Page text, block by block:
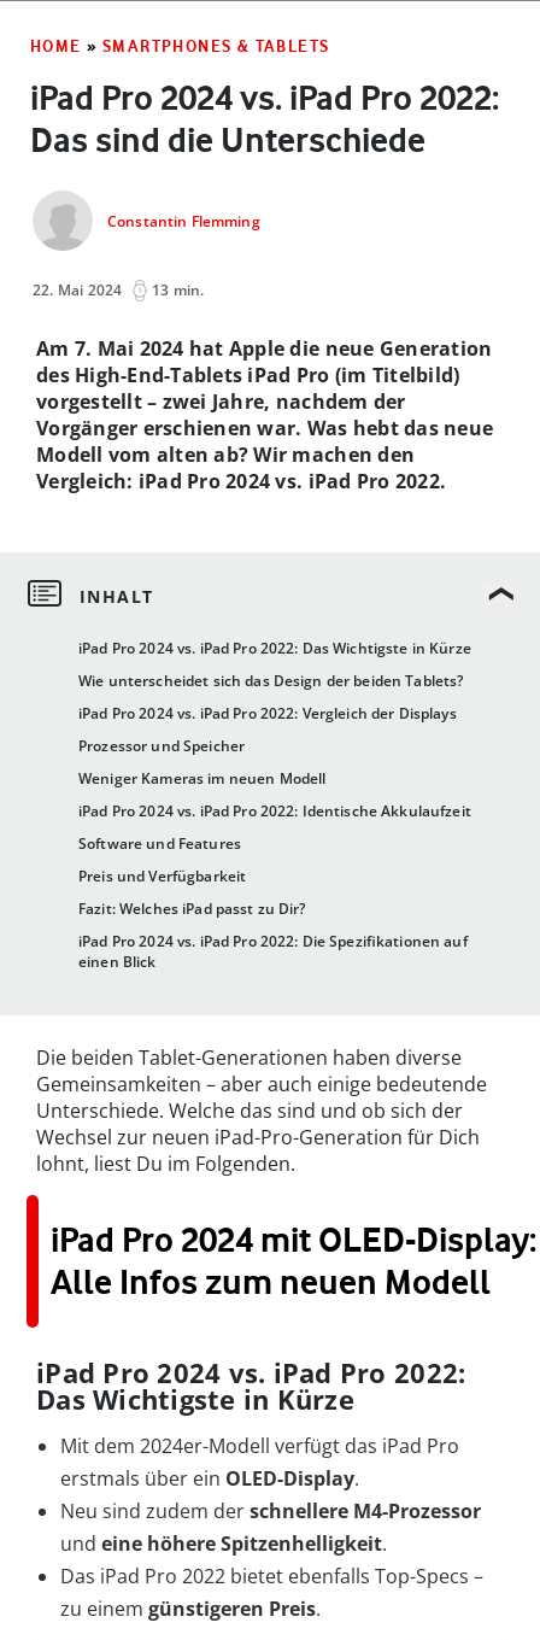
HOME » SMARTPHONES & TABLETS
iPad Pro 2024 vs. iPad Pro 2022:
Das sind die Unterschiede
Constantin Flemming
22. Mai 2024 13 min.
iPad Pro 2024 vs. iPad Pro 2022: Das Wichtigste in Kürze
Wie unterscheidet sich das Design der beiden Tablets?
iPad Pro 2024 vs. iPad Pro 2022: Vergleich der Displays
Prozessor und Speicher
Weniger Kameras im neuen Modell
iPad Pro 2024 vs. iPad Pro 2022: Identische Akkulaufzeit
Software und Features
Preis und Verfügbarkeit
Fazit: Welches iPad passt zu Dir?
iPad Pro 2024 vs. iPad Pro 2022: Die Spezifikationen auf
einen Blick
Am 7. Mai 2024 hat Apple die neue Generation
des High-End-Tablets iPad Pro (im Titelbild)
vorgestellt – zwei Jahre, nachdem der
Vorgänger erschienen war. Was hebt das neue
Modell vom alten ab? Wir machen den
Vergleich: iPad Pro 2024 vs. iPad Pro 2022.
Die beiden Tablet-Generationen haben diverse
Gemeinsamkeiten – aber auch einige bedeutende
Unterschiede. Welche das sind und ob sich der
Wechsel zur neuen iPad-Pro-Generation für Dich
lohnt, liest Du im Folgenden.
iPad Pro 2024 mit OLED-Display:
Alle Infos zum neuen Modell
iPad Pro 2024 vs. iPad Pro 2022:
Das Wichtigste in Kürze
Mit dem 2024er-Modell verfügt das iPad Pro
erstmals über ein OLED-Display.
Neu sind zudem derschnellere M4-Prozessor
und eine höhere Spitzenhelligkeit.
Das iPad Pro 2022 bietet ebenfalls Top-Specs –
zu einem günstigeren Preis.